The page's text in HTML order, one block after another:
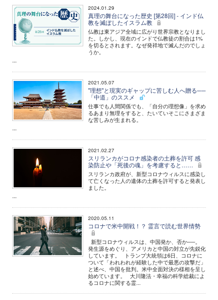
2024.01.29
真理の舞台になった歴史 [第28回] - インド仏
教を滅ぼしたイスラム教
仏教は東アジア全域に広がり世界宗教となりまし
た。しかし、現在のインドで仏教徒の割合は1%
を切るとされます。なぜ発祥地で滅んだのでしょ
うか。
...
2021.05.07
"理想"と現実のギャップに苦しむ人へ贈る──
「中道」のススメ
仕事でも人間関係でも、「自分の理想像」を求め
るあまり無理をすると、たいていそこにさまざま
な苦しみが生まれる。
...
2021.02.27
スリランカがコロナ感染者の土葬を許可 感
染防止や「死後の魂」を考慮すると……
スリランカ政府が、新型コロナウィルスに感染し
て亡くなった人の遺体の土葬を許可すると発表し
ました。
...
2020.05.11
コロナで米中開戦！？ 霊言で読む世界情勢
新型コロナウィルスは、中国発か、否か──。
発生源をめぐり、アメリカと中国の対立が先鋭化
しています。 トランプ大統領は6日、コロナに
ついて「われわれが経験した中で最悪の攻撃だ」
と述べ、中国を批判。米中全面対決の様相を呈し
始めています。 大川隆法・幸福の科学総裁によ
るコロナに関する霊...